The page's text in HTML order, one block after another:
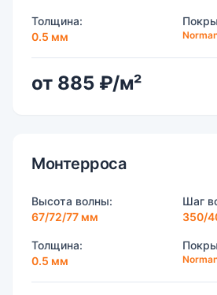
Толщина:
0.5 мм
от 885 ₽/м²
Монтерроса
Высота волны:
67/72/77 мм
Шаг
350/
Толщина:
0.5 мм